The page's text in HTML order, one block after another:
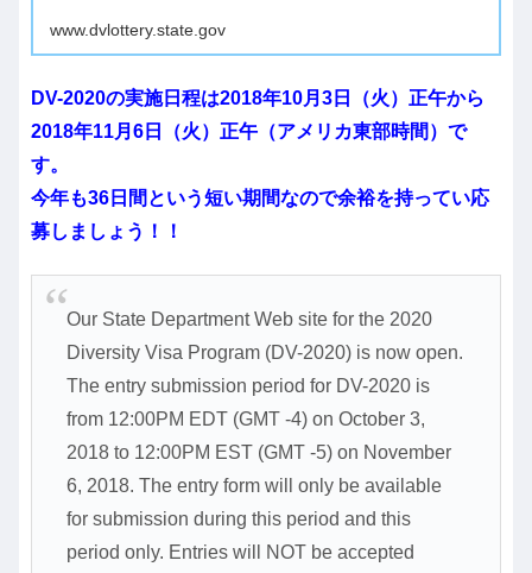
www.dvlottery.state.gov
DV-2020の実施日程は2018年10月3日（火）正午から
2018年11月6日（火）正午（アメリカ東部時間）で
す。
今年も36日間という短い期間なので余裕を持ってい応
募しましょう！！
Our State Department Web site for the 2020
Diversity Visa Program (DV-2020) is now open.
The entry submission period for DV-2020 is
from 12:00PM EDT (GMT -4) on October 3,
2018 to 12:00PM EST (GMT -5) on November
6, 2018. The entry form will only be available
for submission during this period and this
period only. Entries will NOT be accepted